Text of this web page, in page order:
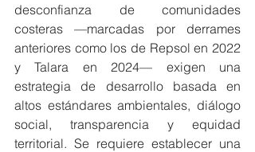
desconfianza de comunidades
costeras —marcadas por derrames
anteriores como los de Repsol en 2022
y Talara en 2024— exigen una
estrategia de desarrollo basada en
altos estándares ambientales, diálogo
social, transparencia y equidad
territorial. Se requiere establecer una